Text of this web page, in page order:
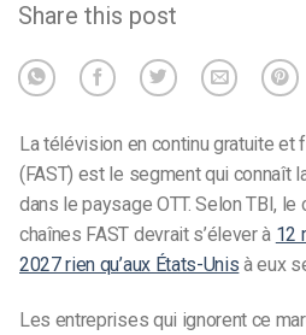
Share this post
La télévision en continu gratuite et
(FAST) est le segment qui connaît
dans le paysage OTT. Selon TBI,
chaînes FAST devrait s’élever à 12
2027 rien qu’aux États-Unis à eux
Les entreprises qui ignorent ce